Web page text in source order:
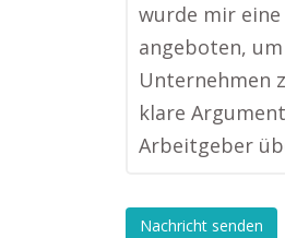
wurde mir
angeboten,
Unternehmen
klare
Arbeitgeber
Nachricht senden